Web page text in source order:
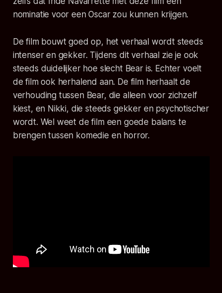
nominatie voor een Oscar zou kunnen krijgen.
De film bouwt goed op, het verhaal wordt steeds
intenser en gekker. Tijdens dit verhaal zie je ook
steeds duidelijker hoe slecht Bear is. Echter voelt
de film ook herhalend aan. De film herhaalt de
verhouding tussen Bear, die alleen voor zichzelf
kiest, en Nikki, die steeds gekker en psychotischer
wordt. Wel weet de film een goede balans te
brengen tussen komedie en horror.